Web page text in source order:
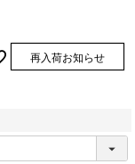
再入荷お知らせ